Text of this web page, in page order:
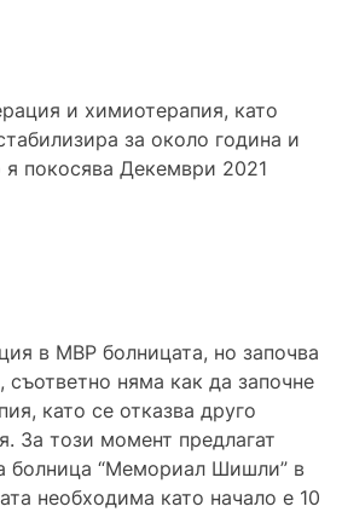
и химиотерапия, като
за около година и
я покосява Декември 2021
в МВР болницата, но започва
съответно няма как да започне
като се отказва друго
За този момент предлагат
болница “Мемориал Шишли” в
необходима като начало е 10